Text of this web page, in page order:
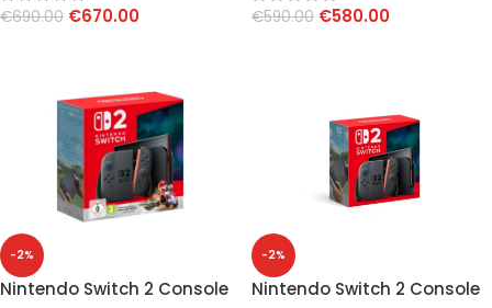
€690.00 €670.00 €590.00 €580.00
-2%
Nintendo Switch 2 Console
-2%
Nintendo Switch 2 Console